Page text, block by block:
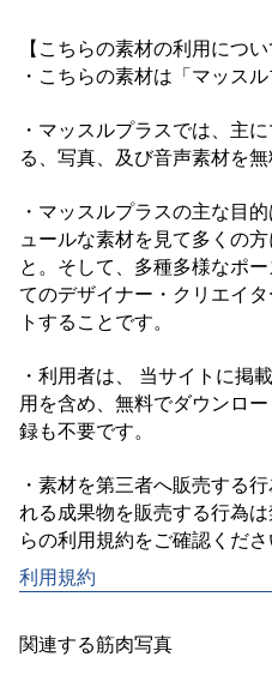
【こちらの素材の利用につい
・こちらの素材は「マッス
・マッスルプラスでは、主
る、写真、及び音声素材を無
・マッスルプラスの主な目
ュールな素材を見て多くの
と。そして、多種多様なポ
てのデザイナー・クリエイ
トすることです。
・利用者は、 当サイトに掲
用を含め、無料でダウンロ
録も不要です。
・素材を第三者へ販売する
れる成果物を販売する行為
利用規約
関連する筋肉写真